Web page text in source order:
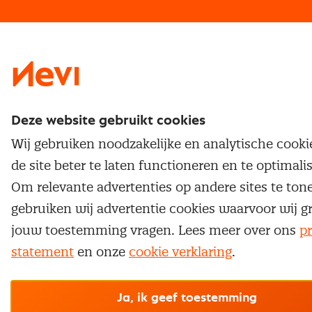
Traineeship
Nevi 2
Deze website gebruikt cookies
Wij gebruiken noodzakelijke en analytische
de site beter te laten functioneren en te
Om relevante advertenties op andere sites te
gebruiken wij advertentie cookies waarvoor wij
jouw toestemming vragen. Lees meer over ons
statement en onze cookie verklaring.
Ja, ik geef toestemming